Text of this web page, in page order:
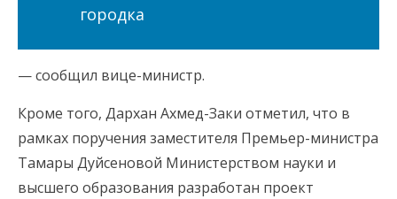
городка
— сообщил вице-министр.
Кроме того, Дархан Ахмед-Заки отметил, что в
рамках поручения заместителя Премьер-министра
Тамары Дуйсеновой Министерством науки и
высшего образования разработан проект